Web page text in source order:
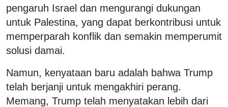
pengaruh Israel dan mengurangi dukungan
untuk Palestina, yang dapat berkontribusi untuk
memperparah konflik dan semakin memperumit
solusi damai.
Namun, kenyataan baru adalah bahwa Trump
telah berjanji untuk mengakhiri perang.
Memang, Trump telah menyatakan lebih dari